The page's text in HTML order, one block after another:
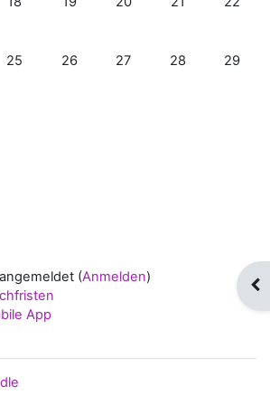
23. Juni
Dienstag, 24. Juni
Keine Termine, Mittwoch, 25. Juni
25 Keine Termine, Donnerstag, 26.
26 Keine Termine, Freitag,
27 Keine Termine,
28 Keine
29
30. Juni
(Anmelden)
App